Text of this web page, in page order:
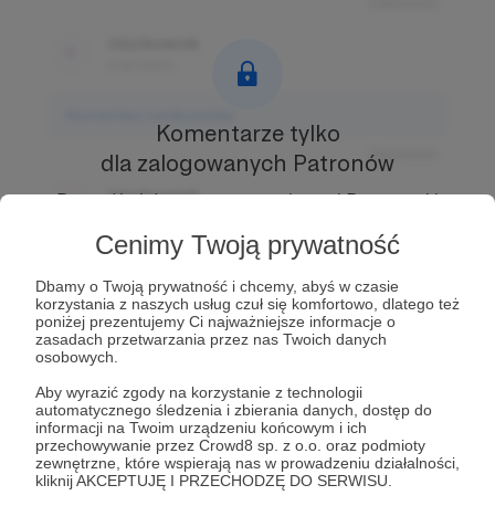
Cenimy Twoją prywatność
Dbamy o Twoją prywatność i chcemy, abyś w czasie
korzystania z naszych usług czuł się komfortowo, dlatego też
poniżej prezentujemy Ci najważniejsze informacje o
zasadach przetwarzania przez nas Twoich danych
osobowych.
Aby wyrazić zgody na korzystanie z technologii
automatycznego śledzenia i zbierania danych, dostęp do
informacji na Twoim urządzeniu końcowym i ich
przechowywanie przez Crowd8 sp. z o.o. oraz podmioty
zewnętrzne, które wspierają nas w prowadzeniu działalności,
kliknij AKCEPTUJĘ I PRZECHODZĘ DO SERWISU.
Odpowiedz
Użytkownik
Odpowiedz
Użytkownik
3 dni temu
Komentarz użytkownika
Odpowiedz
Komentarze tylko
dla zalogowanych Patronów
Prowadź ciekawe rozmowy z innymi Patronami i
dostęp!
Zostań Patronem